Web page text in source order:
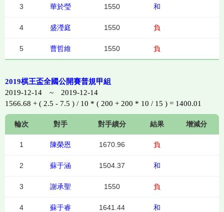
3 華於瑩 1550 和
4 盛瀅庭 1550 負
5 曹哲維 1550 負
2019棋王盃全國公開賽普規甲組
2019-12-14 ~ 2019-12-14
1566.68 + ( 2.5 - 7.5 ) / 10 * ( 200 + 200 * 10 / 15 ) = 1400.01
輪次 對手 對手績分 結果 增減分
1 陳榮恩 1670.96 負
2 蘇于涵 1504.37 和
3 謝承聖 1550 負
4 蘇于睿 1641.44 和